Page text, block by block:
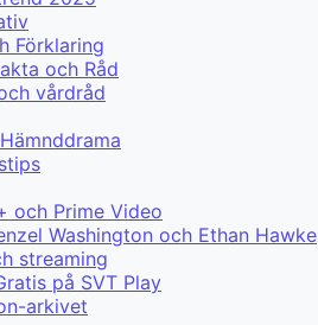
Förklaring
och Råd
vårdråd
och Prime Video
Washington och Ethan Hawke
streaming
på SVT Play
arkivet